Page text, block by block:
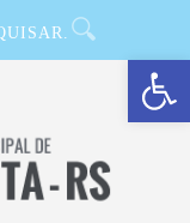
Barra de Ferramentas Aberta